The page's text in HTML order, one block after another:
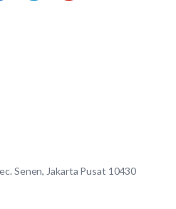
Senen, Jakarta Pusat 10430